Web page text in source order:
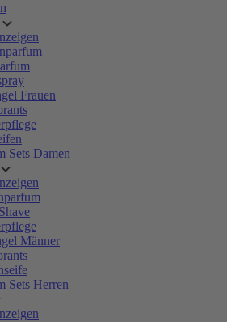
Frauen
Sets Damen
Männer
Sets Herren